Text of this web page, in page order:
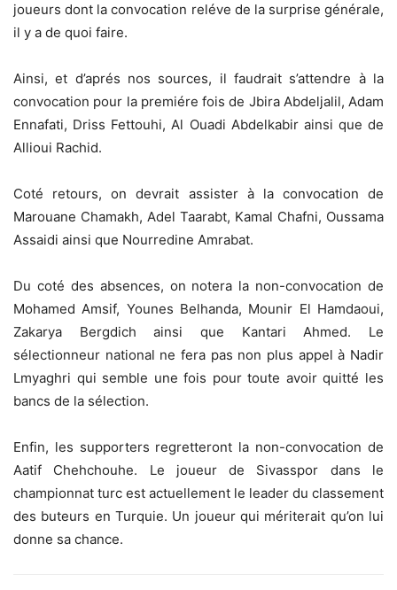
joueurs dont la convocation reléve de la surprise générale,
il y a de quoi faire.
Ainsi, et d’aprés nos sources, il faudrait s’attendre à la
convocation pour la premiére fois de Jbira Abdeljalil, Adam
Ennafati, Driss Fettouhi, Al Ouadi Abdelkabir ainsi que de
Allioui Rachid.
Coté retours, on devrait assister à la convocation de
Marouane Chamakh, Adel Taarabt, Kamal Chafni, Oussama
Assaidi ainsi que Nourredine Amrabat.
Du coté des absences, on notera la non-convocation de
Mohamed Amsif, Younes Belhanda, Mounir El Hamdaoui,
Zakarya Bergdich ainsi que Kantari Ahmed. Le
sélectionneur national ne fera pas non plus appel à Nadir
Lmyaghri qui semble une fois pour toute avoir quitté les
bancs de la sélection.
Enfin, les supporters regretteront la non-convocation de
Aatif Chehchouhe. Le joueur de Sivasspor dans le
championnat turc est actuellement le leader du classement
des buteurs en Turquie. Un joueur qui mériterait qu’on lui
donne sa chance.